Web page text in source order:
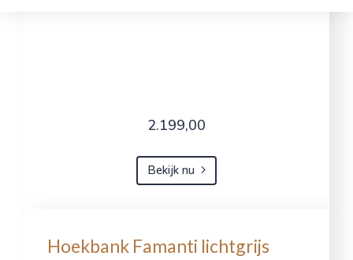
2.199,00
Bekijk nu
Hoekbank Famanti lichtgrijs